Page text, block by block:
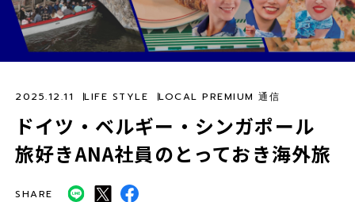
ドイツ・ベルギー・シンガポール
旅好きANA社員のとっておき海外旅
2025.12.11 LIFE STYLE LOCAL PREMIUM 通信
SHARE